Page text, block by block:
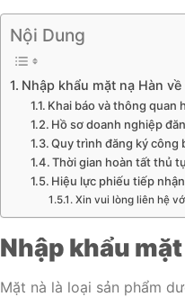
Nội Dung
Nhập khẩu mặt nạ Hàn về
Khai báo và thông quan
Hồ sơ doanh nghiệp
Quy trình đăng ký công
Thời gian hoàn tất thủ
Hiệu lực phiếu tiếp
Xin vui lòng liên hệ
Nhập khẩu
Mặt nà là loại sản phẩm